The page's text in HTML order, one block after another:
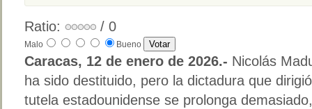
Ratio: / 0
Malo Bueno
Caracas, 12 de enero de 2026.- Nicolás
ha sido destituido, pero la dictadura que
tutela estadounidense se prolonga